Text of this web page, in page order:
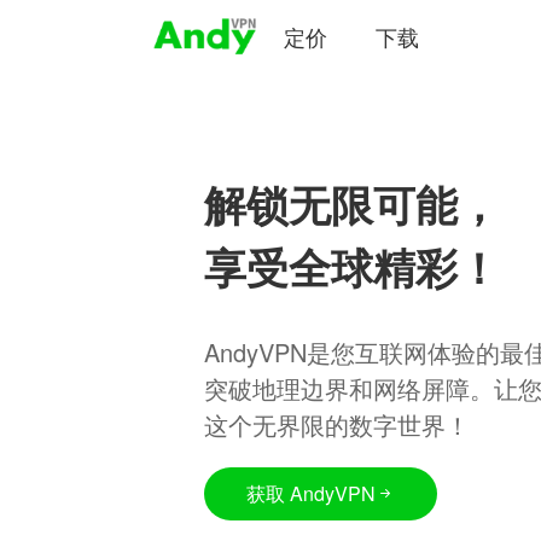
定价 下载
解锁无限可能，
享受全球精彩！
AndyVPN是您互联网体验的最
突破地理边界和网络屏障。让
这个无界限的数字世界！
获取 AndyVPN